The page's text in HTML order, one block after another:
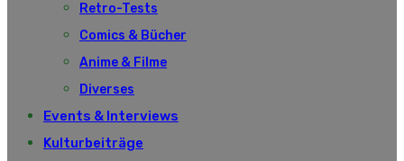
Retro-Tests
Comics & Bücher
Anime & Filme
Diverses
Events & Interviews
Kulturbeiträge